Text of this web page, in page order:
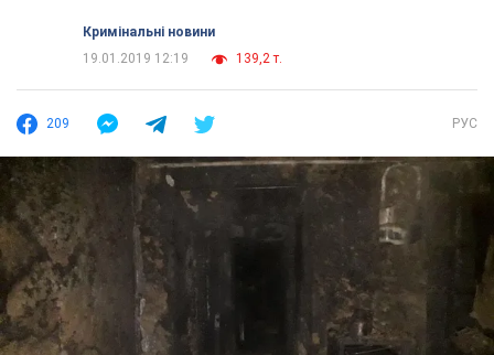
Кримінальні новини
19.01.2019 12:19
139,2 т.
209 РУС